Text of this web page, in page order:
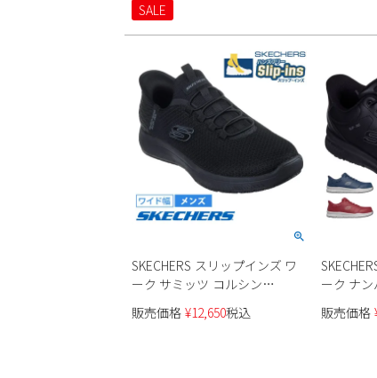
SALE
SKECHERS スリップインズ ワ
ーク サミッツ コルシン
200205W メンズ
販売価格 ¥12,650税込
ーク ナン
ンズ
販売価格